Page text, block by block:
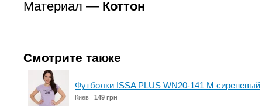
Материал — Коттон
Смотрите также
Футболки ISSA PLUS WN20-141 M сиреневый
Киев 149 грн